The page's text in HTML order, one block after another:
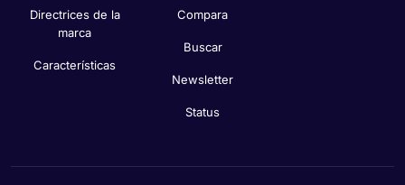
Directrices de la
marca
Características
Compara
Buscar
Newsletter
Status